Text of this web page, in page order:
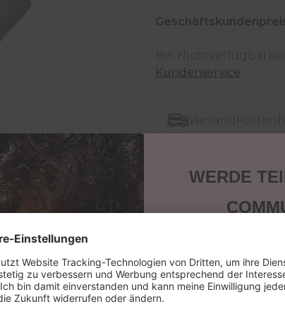
Bei
Kundenservice
Jetzt shoppen -
Beschreibung
WERDE
Sichere dir 15
nächste
keine News,